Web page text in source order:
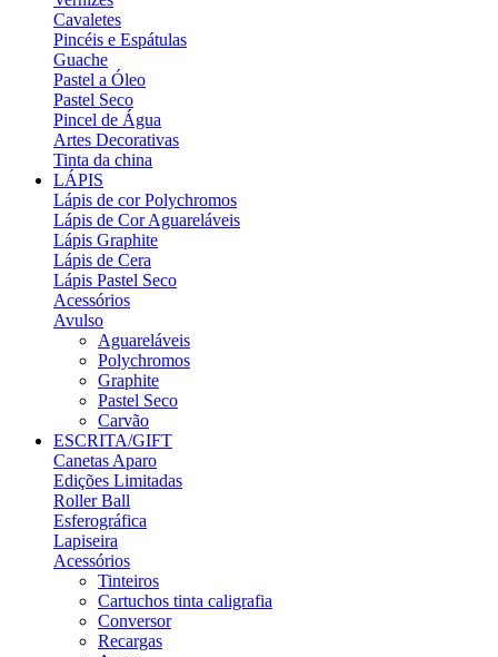
Cavaletes
Pincéis e Espátulas
Guache
Pastel a Óleo
Pastel Seco
Pincel de Água
Artes Decorativas
Tinta da china
LÁPIS
Lápis de cor Polychromos
Lápis de Cor Aguareláveis
Lápis Graphite
Lápis de Cera
Lápis Pastel Seco
Acessórios
Avulso
Aguareláveis
Polychromos
Graphite
Pastel Seco
Carvão
ESCRITA/GIFT
Canetas Aparo
Edições Limitadas
Roller Ball
Esferográfica
Lapiseira
Acessórios
Tinteiros
Cartuchos tinta caligrafia
Conversor
Recargas